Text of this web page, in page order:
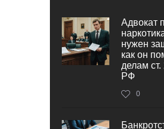
Адвокат
нужен
как он
делам
РФ
0